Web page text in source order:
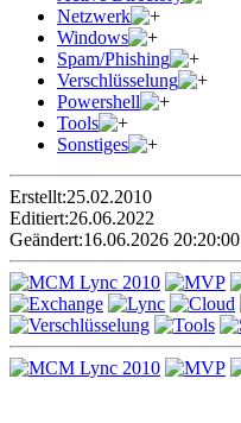
Netzwerk
Windows
Spam/Phishing
Verschlüsselung
Powershell
Tools
Sonstiges
Erstellt:25.02.2010
Editiert:26.06.2022
Geändert:16.06.2026 20:20:00